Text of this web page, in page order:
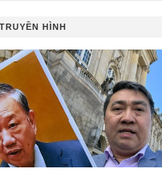
TRUYỀN HÌNH